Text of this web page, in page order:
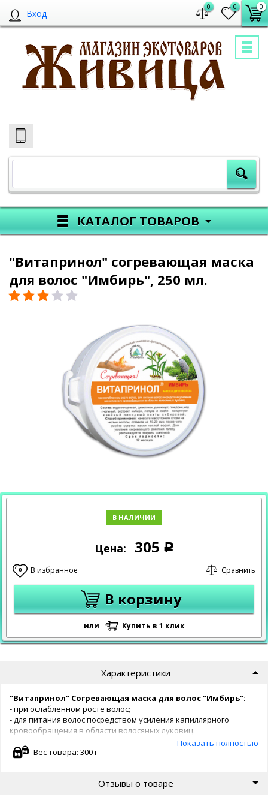
Вход
0 0 0
КАТАЛОГ ТОВАРОВ
"Витапринол" согревающая маска
для волос "Имбирь", 250 мл.
В НАЛИЧИИ
Цена: 305 Р
0 В избранное Сравнить
В корзину
или Купить в 1 клик
Характеристики
"Витапринол" Согревающая маска для волос "Имбирь":
- при ослабленном росте волос;
- для питания волос посредством усиления капиллярного
кровообращения в области волосяных луковиц.
Показать полностью
Вес товара: 300 г
Отзывы о товаре